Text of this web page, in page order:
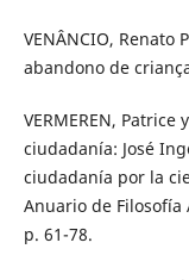
VENÂNCIO, Renato
abandono de
VERMEREN, Patrice
ciudadanía: José
ciudadanía por la
Anuario de Filosofía
p. 61-78.